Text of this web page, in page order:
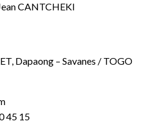
CANTCHEKI
Dapaong – Savanes / TOGO
45 15